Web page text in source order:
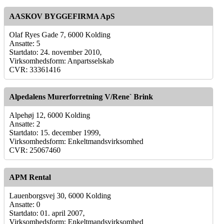
AASKOV BYGGEFIRMA ApS
Olaf Ryes Gade 7, 6000 Kolding
Ansatte: 5
Startdato: 24. november 2010,
Virksomhedsform: Anpartsselskab
CVR: 33361416
Alpedalens Murerforretning V/Rene` Brink
Alpehøj 12, 6000 Kolding
Ansatte: 2
Startdato: 15. december 1999,
Virksomhedsform: Enkeltmandsvirksomhed
CVR: 25067460
APM Rental
Lauenborgsvej 30, 6000 Kolding
Ansatte: 0
Startdato: 01. april 2007,
Virksomhedsform: Enkeltmandsvirksomhed